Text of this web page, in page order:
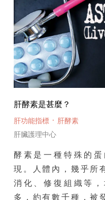
肝酵素是甚麼？
肝功能指標· 肝酵素
肝臟護理中心
酵素是一種特殊的
現。人體內，幾乎所
消化、修復組織等
多，約有數千種，被